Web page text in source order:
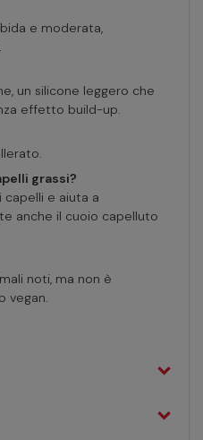
e moderata,
un silicone leggero che
effetto build-up.
grassi?
e aiuta a
anche il cuoio capelluto
noti, ma non è
vegan.